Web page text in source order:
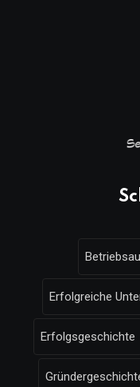
Erfolgreiche
Erfolgsgeschichte